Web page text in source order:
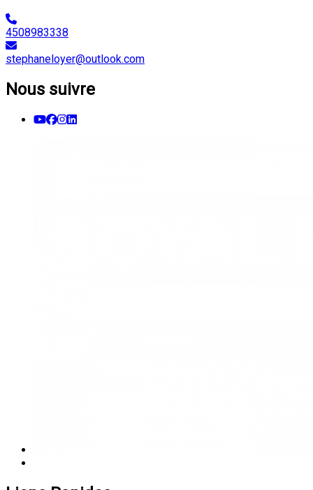
4508983338
stephaneloyer@outlook.com
Nous suivre